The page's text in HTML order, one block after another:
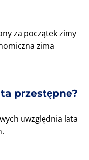
za początek zimy
zima
przestępne?
uwzględnia lata